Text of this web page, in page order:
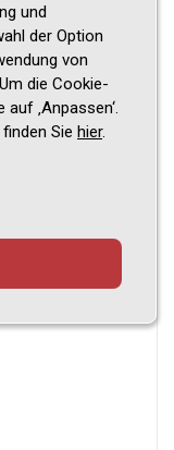
für Fiat 500,
4 tlg mit
und
der Option
von
die Cookie-
‚Anpassen‘.
Sie hier.